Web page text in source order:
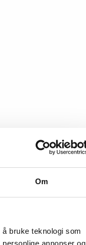
Om
bruke teknologi som
annonser og